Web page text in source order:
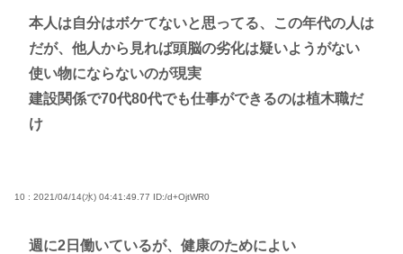
本人は自分はボケてないと思ってる、この年代の人は
だが、他人から見れば頭脳の劣化は疑いようがない
使い物にならないのが現実
建設関係で70代80代でも仕事ができるのは植木職だ
け
10 : 2021/04/14(水) 04:41:49.77 ID:/d+OjtWR0
週に2日働いているが、健康のためによい